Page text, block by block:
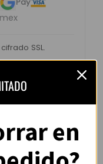
SSL.
–
en1.240
en